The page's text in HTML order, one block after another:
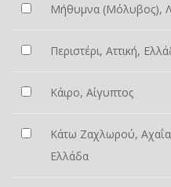
Μήθυμνα (Μόλυβος),
Περιστέρι, Αττική,
Κάιρο, Αίγυπτος
Κάτω Ζαχλωρού,
Ελλάδα